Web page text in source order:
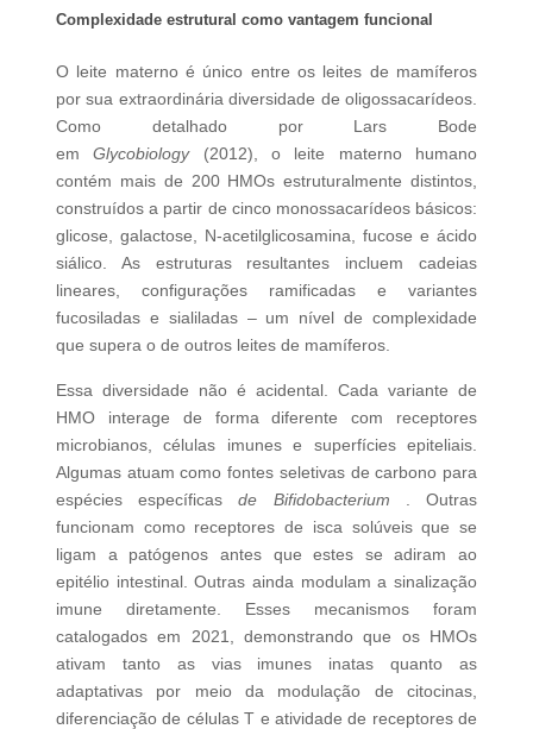
Complexidade estrutural como vantagem funcional
O leite materno é único entre os leites de mamíferos
por sua extraordinária diversidade de oligossacarídeos.
Como detalhadopor Lars Bode
emGlycobiology(2012), o leite materno humano
contém mais de 200 HMOs estruturalmente distintos,
construídos a partir de cinco monossacarídeos básicos:
glicose, galactose, N-acetilglicosamina, fucose e ácido
siálico. As estruturas resultantes incluem cadeias
lineares, configurações ramificadas e variantes
fucosiladas e sialiladas – um nível de complexidade
que supera o de outros leites de mamíferos.
Essa diversidade não é acidental. Cada variante de
HMO interage de forma diferente com receptores
microbianos, células imunes e superfícies epiteliais.
Algumas atuam como fontes seletivas de carbono para
espécies específicasde Bifidobacterium . Outras
funcionam como receptores de isca solúveis que se
ligam a patógenos antes que estes se adiram ao
epitélio intestinal. Outras ainda modulam a sinalização
imune diretamente. Esses mecanismos foram
catalogados em 2021, demonstrando que os HMOs
ativam tanto as vias imunes inatas quanto as
adaptativas por meio da modulação de citocinas,
diferenciação de células T e atividade de receptores de